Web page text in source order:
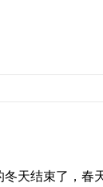
冬天结束了，春